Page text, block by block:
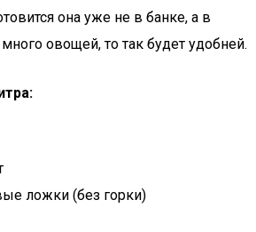
она уже не в банке, а в
овощей, то так будет удобней.
ложки (без горки)